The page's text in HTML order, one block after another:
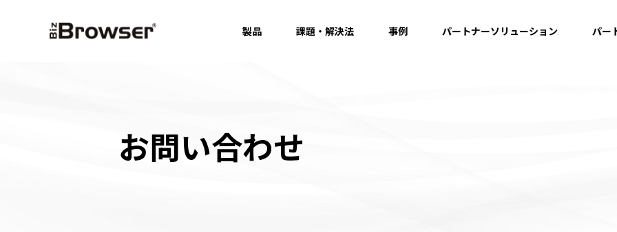
製品 課題・解決法 事例 パートナーソリューション パー
お問い合わせ